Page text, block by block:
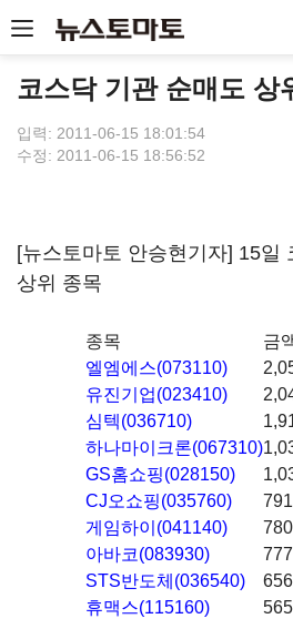
코스닥 기관 순매도 상
입력: 2011-06-15 18:01:54
수정: 2011-06-15 18:56:52
[뉴스토마토 안승현기자] 15일
상위 종목
종목
금
엘엠에스(073110)
유진기업(023410)
심텍(036710)
하나마이크론(067310)
GS홈쇼핑(028150)
CJ오쇼핑(035760)
791
게임하이(041140)
780
아바코(083930)
777
STS반도체(036540)
656
휴맥스(115160)
565